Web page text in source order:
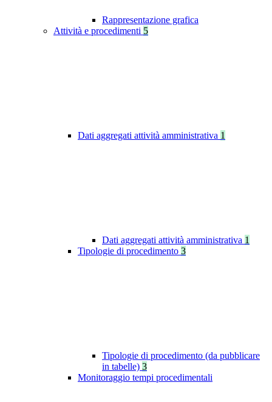
Rappresentazione grafica
Attività e procedimenti 5
Dati aggregati attività amministrativa 1
Dati aggregati attività amministrativa 1
Tipologie di procedimento 3
Tipologie di procedimento (da pubblicare
in tabelle) 3
Monitoraggio tempi procedimentali